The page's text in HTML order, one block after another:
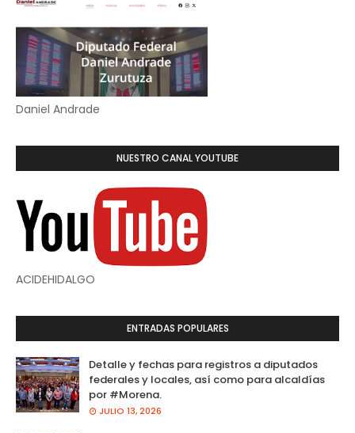
Daniel Andrade
NUESTRO CANAL YOUTUBE
ACIDEHIDALGO
ENTRADAS POPULARES
Detalle y fechas para registros a diputados
federales y locales, así como para alcaldías
por #Morena.
JULIO 13, 2026